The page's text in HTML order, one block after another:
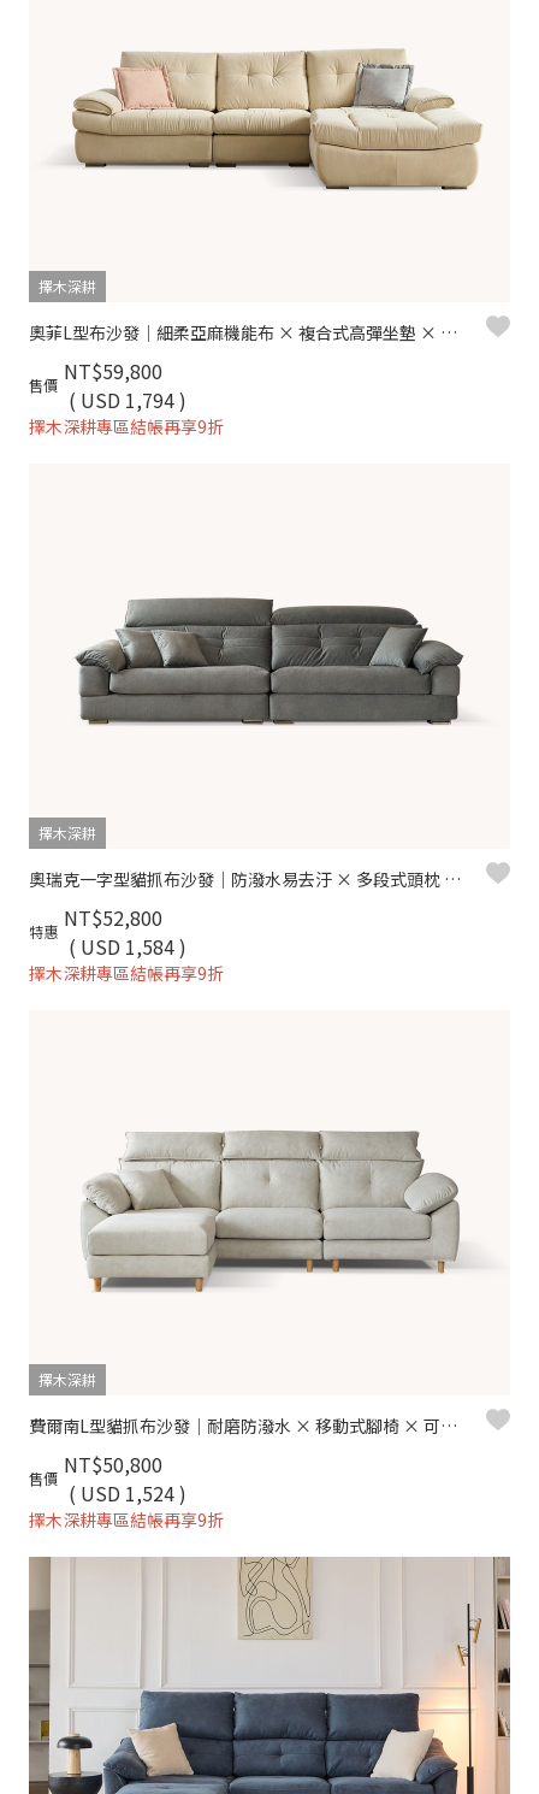
擇木深耕
奧菲L型布沙發｜細柔亞麻機能布 × 複合式高彈坐墊 × 十年骨架保固 – 擇木深耕系列
售價 NT$59,800
( USD 1,794 )
擇木深耕專區結帳再享9折
擇木深耕
奧瑞克一字型貓抓布沙發｜防潑水易去汙 × 多段式頭枕 × 可拆洗布套 – 擇木深耕
特惠 NT$52,800
( USD 1,584 )
擇木深耕專區結帳再享9折
擇木深耕
費爾南L型貓抓布沙發｜耐磨防潑水 × 移動式腳椅 × 可拆洗布套 – 擇木深耕
售價 NT$50,800
( USD 1,524 )
擇木深耕專區結帳再享9折